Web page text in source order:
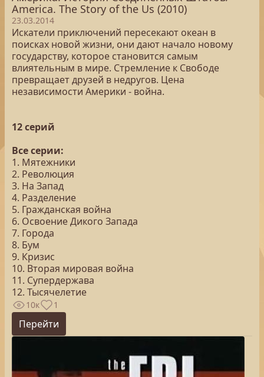
America. The Story of the Us (2010)
23.03.2014
Искатели приключений пересекают океан в
поисках новой жизни, они дают начало новому
государству, которое становится самым
влиятельным в мире. Стремление к Свободе
превращает друзей в недругов. Цена
независимости Америки - война.
12 серий
Все серии:
1. Мятежники
2. Революция
3. На Запад
4. Разделение
5. Гражданская война
6. Освоение Дикого Запада
7. Города
8. Бум
9. Кризис
10. Вторая мировая война
11. Супердержава
12. Тысячелетие
10к 1
Перейти